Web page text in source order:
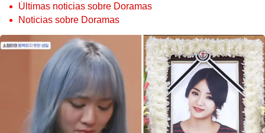
Últimas noticias sobre Doramas
Noticias sobre Doramas